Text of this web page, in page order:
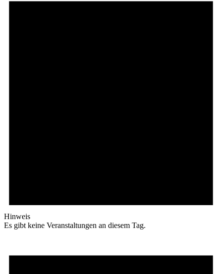
Hinweis
Es gibt keine Veranstaltungen an diesem Tag.